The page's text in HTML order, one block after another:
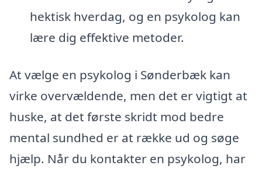
hektisk hverdag, og en psykolog kan
lære dig effektive metoder.
At vælge en psykolog i Sønderbæk kan
virke overvældende, men det er vigtigt at
huske, at det første skridt mod bedre
mental sundhed er at række ud og søge
hjælp. Når du kontakter en psykolog, har